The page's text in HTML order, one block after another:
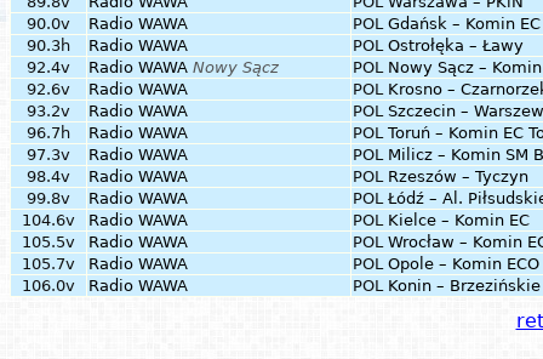
90.0v
Radio WAWA POL Gdańsk – Komin
90.3h
Radio WAWA POL Ostrołęka – Ławy
92.4v
Radio WAWA Nowy Sącz POL Nowy Sącz – Komin
92.6v
Radio WAWA POL Krosno –
93.2v
Radio WAWA POL Szczecin –
96.7h
Radio WAWA POL Toruń – Komin EC
97.3v
Radio WAWA POL Milicz – Komin SM
98.4v
Radio WAWA POL Rzeszów – Tyczyn
99.8v
Radio WAWA POL Łódź – Al.
104.6v
Radio WAWA POL Kielce – Komin EC
105.5v
Radio WAWA POL Wrocław – Komin
105.7v
Radio WAWA POL Opole – Komin ECO
106.0v
Radio WAWA POL Konin –